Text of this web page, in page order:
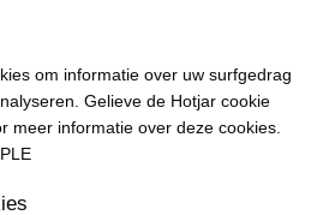
om informatie over uw surfgedrag
Gelieve de Hotjar cookie
meer informatie over deze cookies.